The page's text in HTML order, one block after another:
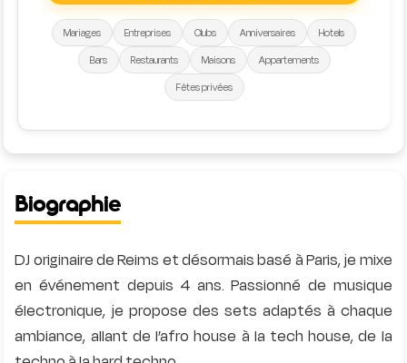
Mariages Entreprises Clubs Anniversaires
Hotels
Bars
Restaurants Maisons
Appartements
Fêtes privées
Biographie
DJ originaire de Reims et désormais basé à Paris, je mixe
en événement depuis 4 ans. Passionné de musique
électronique, je propose des sets adaptés à chaque
ambiance, allant de l’afro house à la tech house, de la